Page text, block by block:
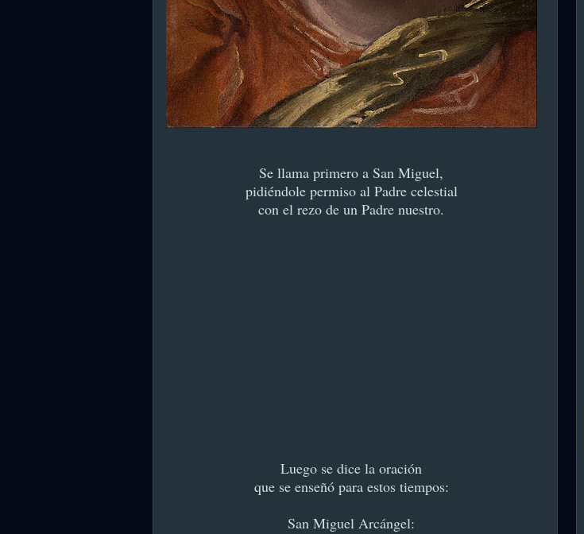
Se llama primero a San Miguel,
pidiéndole permiso al Padre celestial
con el rezo de un Padre nuestro.
Luego se dice la oración
que se enseñó para estos tiempos:
San Miguel Arcángel: